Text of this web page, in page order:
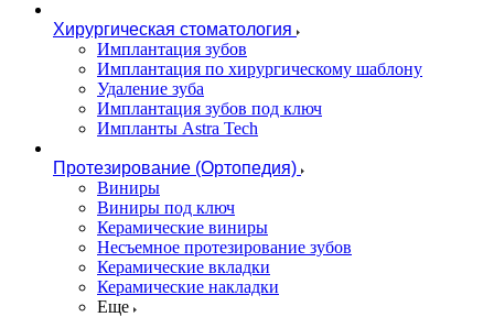
Хирургическая стоматология
Имплантация зубов
Имплантация по хирургическому шаблону
Удаление зуба
Имплантация зубов под ключ
Импланты Astra Tech
Протезирование (Ортопедия)
Виниры
Виниры под ключ
Керамические виниры
Несъемное протезирование зубов
Керамические вкладки
Керамические накладки
Еще